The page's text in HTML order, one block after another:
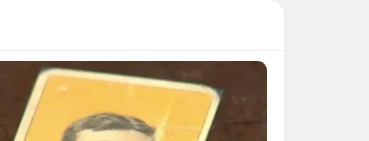
BUZZ DAY
Remember Lizzie? Take A Deep